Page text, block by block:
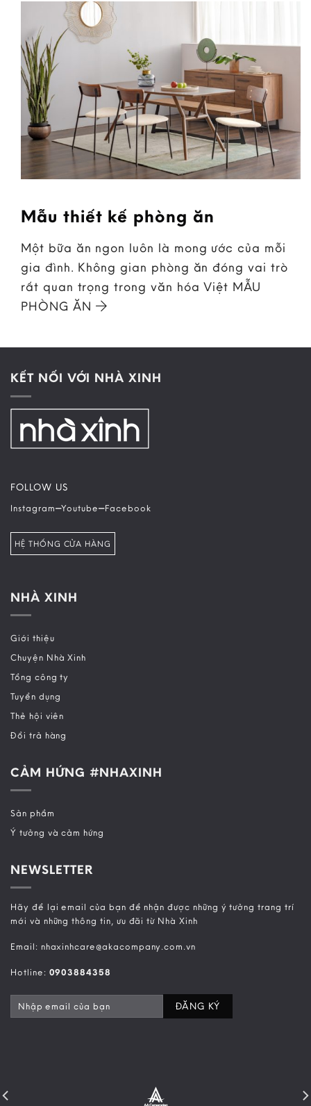
Mẫu thiết kế phòng ăn
Một bữa ăn ngon luôn là mong ước của mỗi
gia đình. Không gian phòng ăn đóng vai trò
rất quan trọng trong văn hóa Việt MẪU
PHÒNG ĂN
KẾT NỐI VỚI NHÀ XINH
FOLLOW US
Instagram–Youtube–Facebook
HỆ THỐNG CỬA HÀNG
NHÀ XINH
Giới thiệu
Chuyện Nhà Xinh
Tổng công ty
Tuyển dụng
Thẻ hội viên
Đổi trả hàng
CẢM HỨNG #NHAXINH
Sản phẩm
Ý tưởng và cảm hứng
NEWSLETTER
Hãy để lại email của bạn để nhận được những ý tưởng trang trí
mới và những thông tin, ưu đãi từ Nhà Xinh
Email: nhaxinhcare@akacompany.com.vn
Hotline: 0903884358